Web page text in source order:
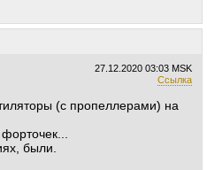
27.12.2020 03:03 MSK
Ссылка
(с пропеллерами) на
были.